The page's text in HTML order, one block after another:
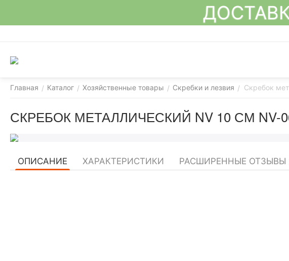
Главная / Каталог / Хозяйственные товары / Скребки и лезвия / Скребок
СКРЕБОК МЕТАЛЛИЧЕСКИЙ NV 10 СМ NV-
ОПИСАНИЕ ХАРАКТЕРИСТИКИ РАСШИРЕННЫЕ ОТЗЫВЫ